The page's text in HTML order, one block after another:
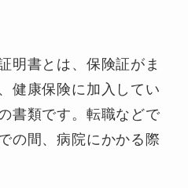
明書とは、保険証がま
健康保険に加入してい
書類です。転職などで
の間、病院にかかる際